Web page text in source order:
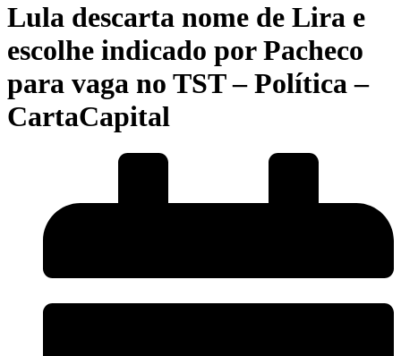
Lula descarta nome de Lira e
escolhe indicado por Pacheco
para vaga no TST – Política –
CartaCapital